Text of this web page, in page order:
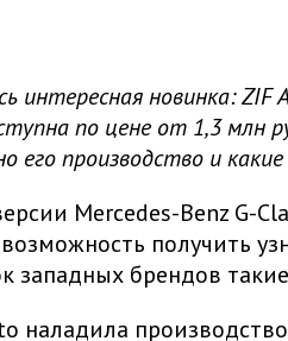
интересная новинка:
по цене от 1,3
его производство и
Mercedes-Benz G-
получить
западных брендов
наладила